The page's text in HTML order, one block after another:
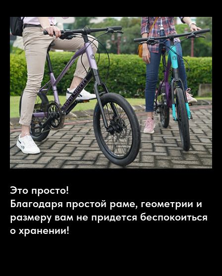
Это просто!
Благодаря простой раме, геометрии и
размеру вам не придется беспокоиться
о хранении!